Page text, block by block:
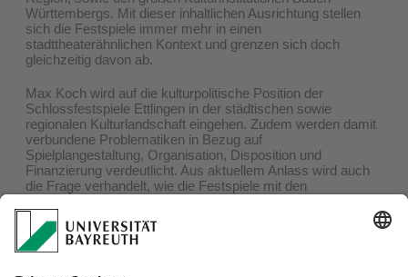
Württembergs. Mit dieser inhaltlichen Ausrichtung stellen
sich die Festspiele immer mehr in einen
stadttheaterähnlichen Kontext und grenzen sich doch
gleichzeitig davon ab.
Max Koch wird auf die kulturpolitische Position der
Schlossfestspiele Ettlingen in der städtischen sowie
regionalen Kulturlandschaft eingehen. Zudem werden damit
verbundene Problematiken in Bezug auf
Spielplangestaltung, Organisation, Disposition und
Finanzierung verdeutlicht. Aus aktuellem Anlass wird auch
die Frage verhandelt, wie die Festspiele mit den
wie sie 2020 stattfinden können.
Teilnahme: